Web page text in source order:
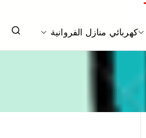
كهربائي منازل الفروانية